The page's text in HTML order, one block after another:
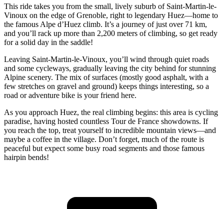
This ride takes you from the small, lively suburb of Saint-Martin-le-
Vinoux on the edge of Grenoble, right to legendary Huez—home to
the famous Alpe d’Huez climb. It’s a journey of just over 71 km,
and you’ll rack up more than 2,200 meters of climbing, so get ready
for a solid day in the saddle!
Leaving Saint-Martin-le-Vinoux, you’ll wind through quiet roads
and some cycleways, gradually leaving the city behind for stunning
Alpine scenery. The mix of surfaces (mostly good asphalt, with a
few stretches on gravel and ground) keeps things interesting, so a
road or adventure bike is your friend here.
As you approach Huez, the real climbing begins: this area is cycling
paradise, having hosted countless Tour de France showdowns. If
you reach the top, treat yourself to incredible mountain views—and
maybe a coffee in the village. Don’t forget, much of the route is
peaceful but expect some busy road segments and those famous
hairpin bends!